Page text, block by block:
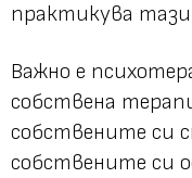
практикува тази
Важно е
собствена
собствените си
собствените си